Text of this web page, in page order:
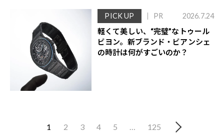
PICK UP PR 2026.7.24
軽くて美しい、“完璧”なトゥール
ビヨン。新ブランド・ビアンシェ
の時計は何がすごいのか？
1 2 3 4 5 … 125